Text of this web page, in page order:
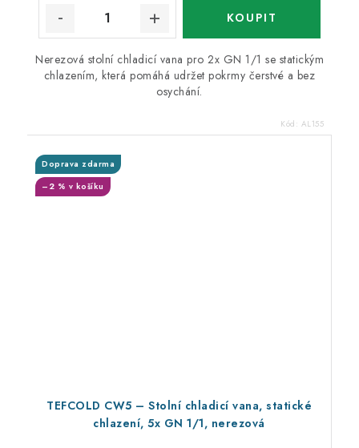
Nerezová stolní chladicí vana pro 2x GN 1/1 se statickým
chlazením, která pomáhá udržet pokrmy čerstvé a bez
osychání.
Kód: AL155
TEFCOLD CW5 – Stolní chladicí vana, statické
chlazení, 5x GN 1/1, nerezová
Doprava zdarma
–2 % v košíku